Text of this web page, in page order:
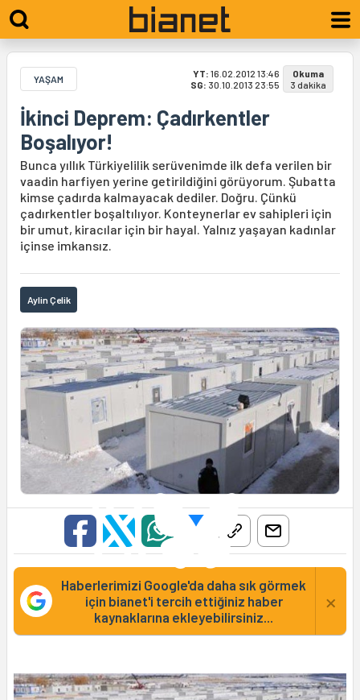
YAŞAM YT: 16.02.2012 13:46
SG: 30.10.2013 23:55
Okuma
3 dakika
İkinci Deprem: Çadırkentler
Boşalıyor!
Bunca yıllık Türkiyelilik serüvenimde ilk defa verilen bir
vaadin harfiyen yerine getirildiğini görüyorum. Şubatta
kimse çadırda kalmayacak dediler. Doğru. Çünkü
çadırkentler boşaltılıyor. Konteynerlar ev sahipleri için
bir umut, kiracılar için bir hayal. Yalnız yaşayan kadınlar
içinse imkansız.
Aylin Çelik
Haberlerimizi Google'da daha sık görmek
için bianet'i tercih ettiğiniz haber
kaynaklarına ekleyebilirsiniz...
×